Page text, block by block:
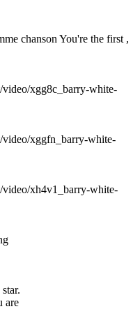
chanson You're the first ,
xgg8c_barry-white-
xggfn_barry-white-
xh4v1_barry-white-
are